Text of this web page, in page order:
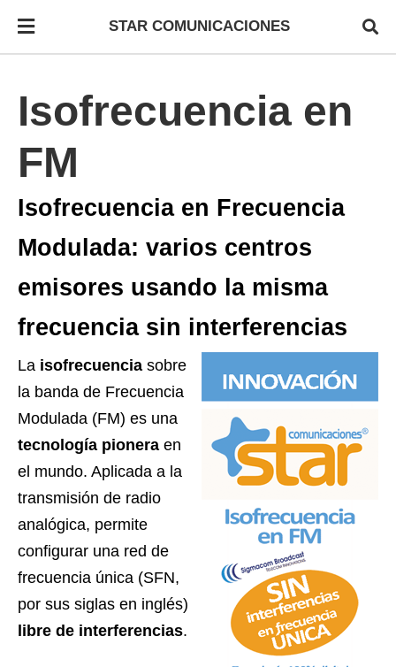
STAR COMUNICACIONES
Isofrecuencia en
FM
Isofrecuencia en Frecuencia
Modulada: varios centros
emisores usando la misma
frecuencia sin interferencias
La isofrecuencia sobre
la banda de Frecuencia
Modulada (FM) es una
tecnología pionera en
el mundo. Aplicada a la
transmisión de radio
analógica, permite
configurar una red de
frecuencia única (SFN,
por sus siglas en inglés)
libre de interferencias.